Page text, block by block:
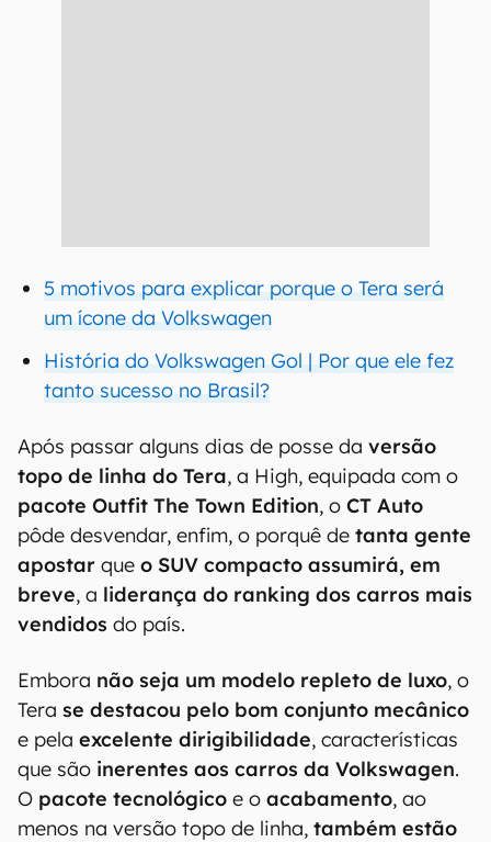
5 motivos para explicar porque o Tera será
um ícone da Volkswagen
História do Volkswagen Gol | Por que ele fez
tanto sucesso no Brasil?
Após passar alguns dias de posse da versão
topo de linha do Tera, a High, equipada com o
pacote Outfit The Town Edition, o CT Auto
pôde desvendar, enfim, o porquê de tanta gente
apostar que o SUV compacto assumirá, em
breve, a liderança do ranking dos carros mais
vendidos do país.
Embora não seja um modelo repleto de luxo, o
Tera se destacou pelo bom conjunto mecânico
e pela excelente dirigibilidade, características
que são inerentes aos carros da Volkswagen.
O pacote tecnológico e o acabamento, ao
menos na versão topo de linha, também estão